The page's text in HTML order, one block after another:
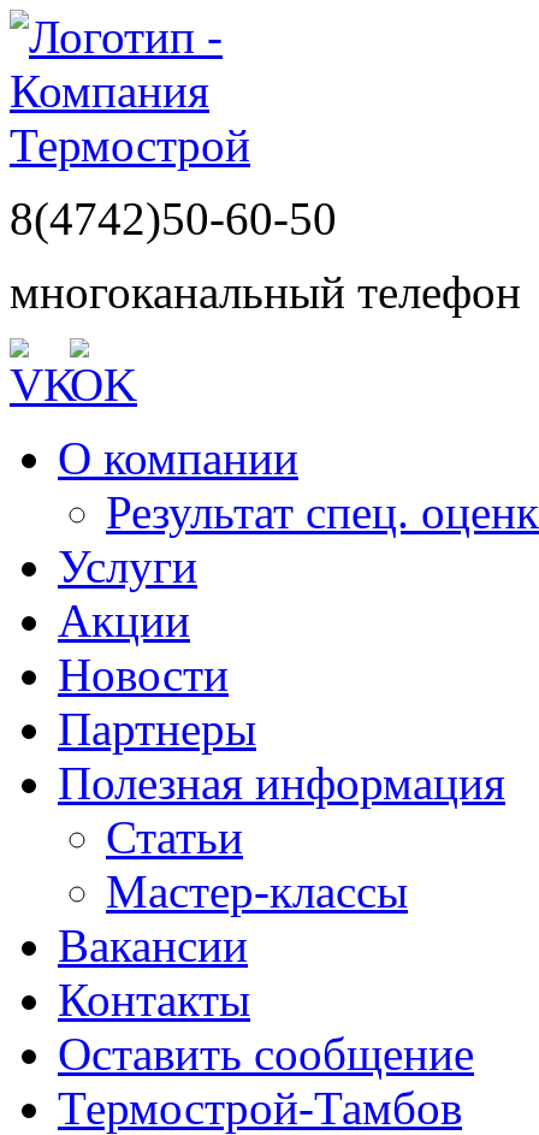
8(4742)50-60-50
многоканальный телефон
О компании
Результат спец.
Услуги
Акции
Новости
Партнеры
Полезная информация
Статьи
Мастер-классы
Вакансии
Контакты
Оставить сообщение
Термострой-Тамбов